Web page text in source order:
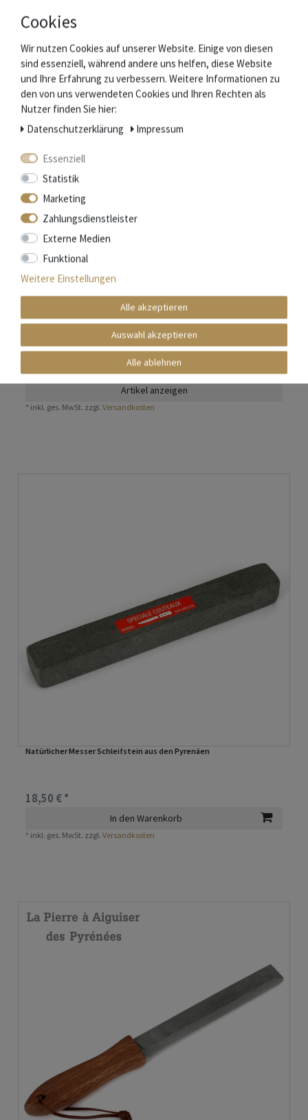
Zubehör
Schleifstein aus den Pyrenäen mit 2 Korngrößen
25,20 € *
Artikel anzeigen
* inkl. ges. MwSt. zzgl.Versandkosten
Natürlicher Messer Schleifstein aus den Pyrenäen
18,50 € *
In den Warenkorb
* inkl. ges. MwSt. zzgl.Versandkosten
Cookies
Wir nutzen Cookies auf unserer Website. Einige von diesen
sind essenziell, während andere uns helfen, diese Website
und Ihre Erfahrung zu verbessern. Weitere Informationen zu
den von uns verwendeten Cookies und Ihren Rechten als
Nutzer finden Sie hier:
Daten­schutz­erklärung
Impressum
Essenziell
Statistik
Marketing
Zahlungsdienstleister
Externe Medien
Funktional
Weitere Einstellungen
Alle akzeptieren
Auswahl akzeptieren
Alle ablehnen